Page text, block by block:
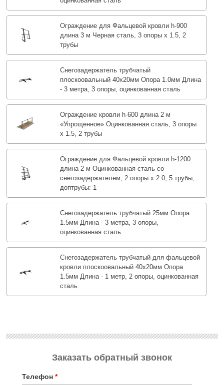
Ограждение для Фальцевой кровли h-900
длина 3 м Черная сталь, 3 опоры х 1.5, 2
трубы
Снегозадержатель трубчатый
плоскоовальный 40х20мм Опора 1.0мм Длина
- 3 метра, 3 опоры, оцинкованная сталь
Ограждение кровли h-600 длина 2 м
«Упрощенное» Оцинкованная сталь, 3 опоры
х 1.5, 2 трубы
Ограждение для Фальцевой кровли h-1200
длина 2 м Оцинкованная сталь со
снегозадержателем, 2 опоры х 2.0, 5 трубы,
доптрубы: 1
Снегозадержатель трубчатый 25мм Опора
1.5мм Длина - 3 метра, 3 опоры,
оцинкованная сталь
Снегозадержатель трубчатый для фальцевой
кровли плоскоовальный 40х20мм Опора
1.5мм Длина - 1 метр, 2 опоры, оцинкованная
сталь
Заказать обратный звонок
Телефон *